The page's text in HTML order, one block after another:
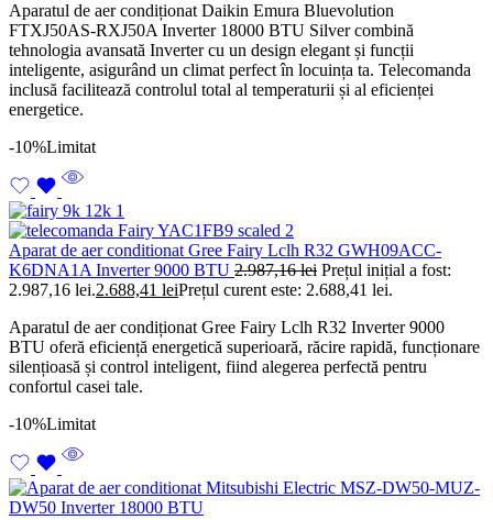
Aparatul de aer condiționat Daikin Emura Bluevolution
FTXJ50AS-RXJ50A Inverter 18000 BTU Silver combină
tehnologia avansată Inverter cu un design elegant și funcții
inteligente, asigurând un climat perfect în locuința ta. Telecomanda
inclusă facilitează controlul total al temperaturii și al eficienței
energetice.
-10%Limitat
Aparat de aer conditionat Gree Fairy Lclh R32 GWH09ACC-
K6DNA1A Inverter 9000 BTU 2.987,16lei Prețul inițial a fost:
2.987,16 lei.2.688,41 leiPrețul curent este: 2.688,41 lei.
Aparatul de aer condiționat Gree Fairy Lclh R32 Inverter 9000
BTU oferă eficiență energetică superioară, răcire rapidă, funcționare
silențioasă și control inteligent, fiind alegerea perfectă pentru
confortul casei tale.
-10%Limitat